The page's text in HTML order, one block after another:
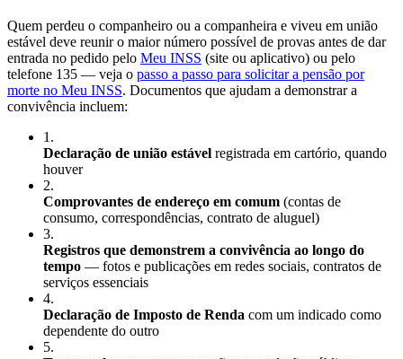
Quem perdeu o companheiro ou a companheira e viveu em união
estável deve reunir o maior número possível de provas antes de dar
entrada no pedido pelo Meu INSS (site ou aplicativo) ou pelo
telefone 135 — veja o passo a passo para solicitar a pensão por
morte no Meu INSS. Documentos que ajudam a demonstrar a
convivência incluem:
1 .
Declaração de união estável registrada em cartório, quando
houver
2.
Comprovantes de endereço em comum (contas de
consumo, correspondências, contrato de aluguel)
3.
Registros que demonstrem a convivência ao longo do
tempo — fotos e publicações em redes sociais, contratos de
serviços essenciais
4.
Declaração de Imposto de Renda com um indicado como
dependente do outro
5.